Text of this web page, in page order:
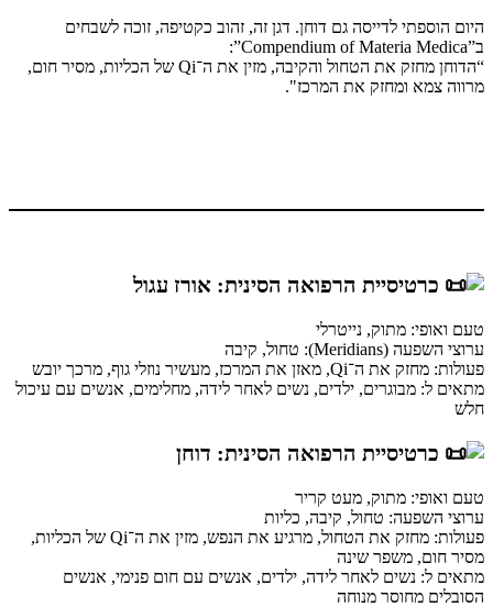
היום הוספתי לדייסה גם דוחן. דגן זה, זהוב כקטיפה, זוכה לשבחים
ב”Compendium of Materia Medica”:
“הדוחן מחזק את הטחול והקיבה, מזין את ה־Qi של הכליות, מסיר חום,
מרווה צמא ומחזק את המרכז".
כרטיסיית הרפואה הסינית: אורז עגול
טעם ואופי: מתוק, נייטרלי
ערוצי השפעה (Meridians): טחול, קיבה
פעולות: מחזק את ה־Qi, מאזן את המרכז, מעשיר נוזלי גוף, מרכך יובש
מתאים ל: מבוגרים, ילדים, נשים לאחר לידה, מחלימים, אנשים עם עיכול
חלש
כרטיסיית הרפואה הסינית: דוחן
טעם ואופי: מתוק, מעט קריר
ערוצי השפעה: טחול, קיבה, כליות
פעולות: מחזק את הטחול, מרגיע את הנפש, מזין את ה־Qi של הכליות,
מסיר חום, משפר שינה
מתאים ל: נשים לאחר לידה, ילדים, אנשים עם חום פנימי, אנשים
הסובלים מחוסר מנוחה